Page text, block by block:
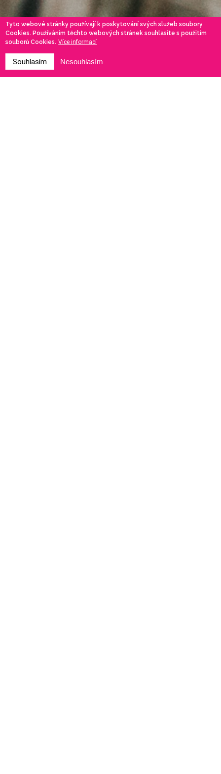
Tyto webové stránky používají k poskytování svých služeb soubory
Cookies. Používáním těchto webových stránek souhlasíte s použitím
souborů Cookies. Více informací
Souhlasím Nesouhlasím